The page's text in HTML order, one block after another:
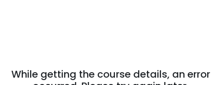
While getting the course details, an error